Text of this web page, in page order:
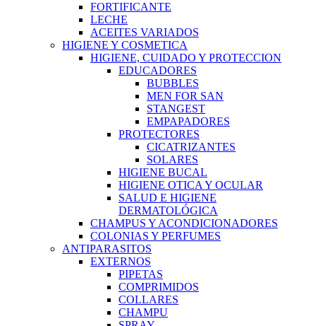
FORTIFICANTE
LECHE
ACEITES VARIADOS
HIGIENE Y COSMETICA
HIGIENE, CUIDADO Y PROTECCION
EDUCADORES
BUBBLES
MEN FOR SAN
STANGEST
EMPAPADORES
PROTECTORES
CICATRIZANTES
SOLARES
HIGIENE BUCAL
HIGIENE OTICA Y OCULAR
SALUD E HIGIENE
DERMATOLÓGICA
CHAMPUS Y ACONDICIONADORES
COLONIAS Y PERFUMES
ANTIPARASITOS
EXTERNOS
PIPETAS
COMPRIMIDOS
COLLARES
CHAMPU